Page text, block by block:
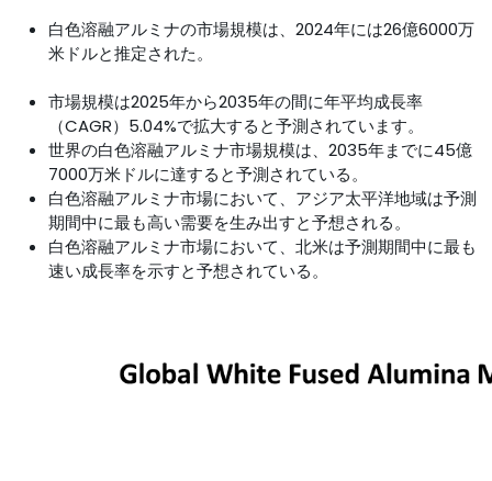
白色溶融アルミナの市場規模は、2024年には26億6000万
米ドルと推定された。
市場規模は2025年から2035年の間に年平均成長率
（CAGR）5.04%で拡大すると予測されています。
世界の白色溶融アルミナ市場規模は、2035年までに45億
7000万米ドルに達すると予測されている。
白色溶融アルミナ市場において、アジア太平洋地域は予測
期間中に最も高い需要を生み出すと予想される。
白色溶融アルミナ市場において、北米は予測期間中に最も
速い成長率を示すと予想されている。